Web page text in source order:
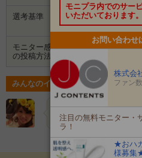
選考基準
愛用感やおすすめ
考させていただき
モニター感想
の投稿方法
Instagram
みんなのイベントの意気込み
デブマミ 素晴らしい商
かりやすいよう、鮮明
モニプラ内でのサー
いただいております。
お問い合わせ
株式会
ファン数
注目の無料モニター・
ラ！
★おハ
様募集